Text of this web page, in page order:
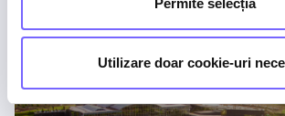
Utilizare doar cookie-uri
THE PALM